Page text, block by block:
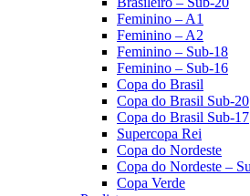
Feminino – A1
Feminino – A2
Feminino – Sub-18
Feminino – Sub-16
Copa do Brasil
Copa do Brasil Sub-20
Copa do Brasil Sub-17
Supercopa Rei
Copa do Nordeste
Copa do Nordeste –
Copa Verde